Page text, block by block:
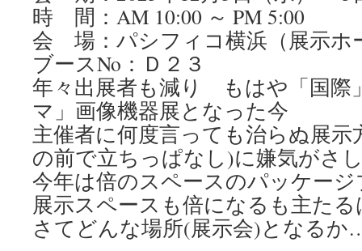
時 間：AM 10:00 ～ PM 5:00
会 場：パシフィコ横浜（展示ホ
ブースNo：Ｄ２３
年々出展者も減り もはや「国際
マ」画像機器展となった今
主催者に何度言っても治らぬ展示
の前で立ちっぱなし)に嫌気がさ
今年は倍のスペースのパッケー
展示スペースも倍になるも主た
さてどんな場所(展示会)となる